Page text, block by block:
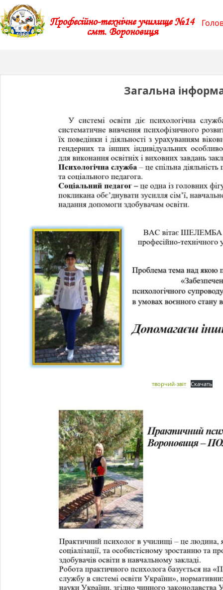
Професійно-технічне училище №14
смт. Вороновиця
Загальна
творчий-звіт Скачать